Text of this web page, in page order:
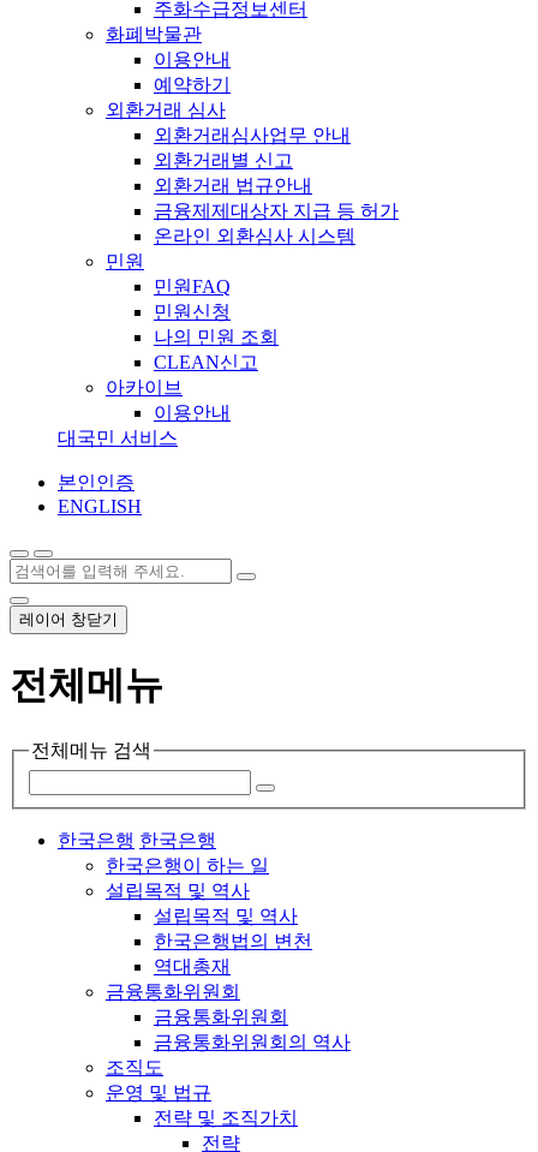
주화수급정보센터
화폐박물관
이용안내
예약하기
외환거래 심사
외환거래심사업무 안내
외환거래별 신고
외환거래 법규안내
금융제제대상자 지급 등 허가
온라인 외환심사 시스템
민원
민원FAQ
민원신청
나의 민원 조회
CLEAN신고
아카이브
이용안내
대국민 서비스
본인인증
ENGLISH
레이어 창닫기
전체메뉴
전체메뉴 검색
한국은행 한국은행
한국은행이 하는 일
설립목적 및 역사
설립목적 및 역사
한국은행법의 변천
역대총재
금융통화위원회
금융통화위원회
금융통화위원회의 역사
조직도
운영 및 법규
전략 및 조직가치
전략